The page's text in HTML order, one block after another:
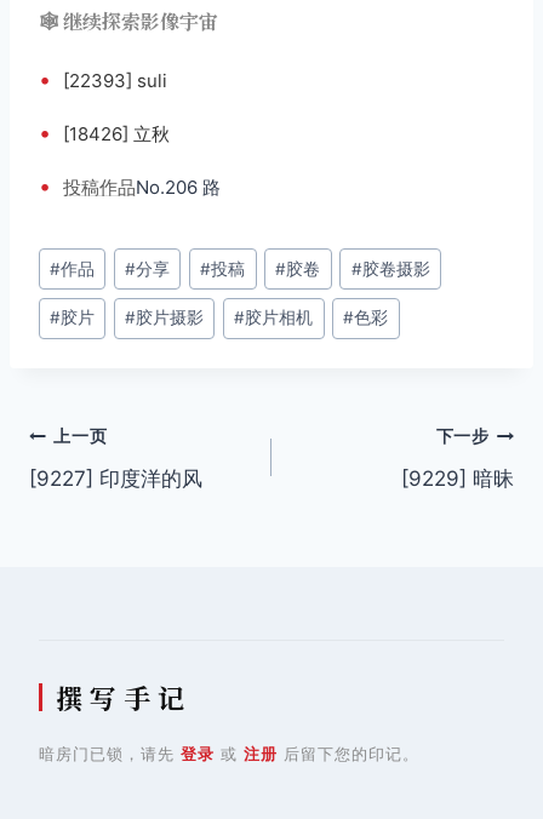
🕸️ 继续探索影像宇宙
• [22393] suli
• [18426] 立秋
• 投稿作品No.206 路
文
章
标
#作品 #分享 #投稿 #胶卷 #胶卷摄影
#胶片 #胶片摄影 #胶片相机 #色彩
文
章
上一页
[9227] 印度洋的风
下一步
[9229] 暗昧
撰 写 手 记
暗房门已锁，请先 登录 或 注册 后留下您的印记。